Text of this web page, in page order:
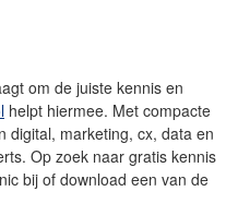
om de juiste kennis en
helpt hiermee. Met compacte
digital, marketing, cx, data en
Op zoek naar gratis kennis
bij of download een van de